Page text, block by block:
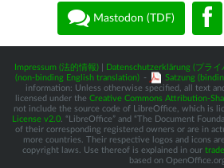
Mastodon (TDF)
Impressum (法的情報) Datenschutzerklärung (プラ
(non-binding English translation) - Satzung
information: Unless otherwise specified, all text
licensed under the Creative Commons Attribution-
not include the source code of LibreOffice, which is
License v2.0 . “LibreOffice” and “The Document
of their corresponding registered owners or are in
more countries. Their respective logos and icons
copyright laws. Use thereof is explained in our
based on